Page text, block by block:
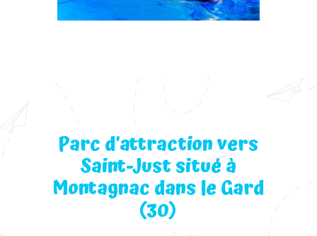
Parc d’attraction vers
Saint-Just situé à
Montagnac dans le Gard
(30)